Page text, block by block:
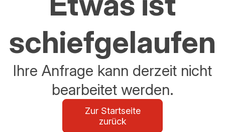
schiefgelaufen
Ihre Anfrage kann derzeit nicht
bearbeitet werden.
Zur Startseite
zurück